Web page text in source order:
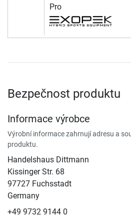
Pro
Bezpečnost produktu
Informace výrobce
Výrobní informace zahrnují adresu a
produktu.
Handelshaus Dittmann
Kissinger Str. 68
97727 Fuchsstadt
Germany
+49 9732 9144 0